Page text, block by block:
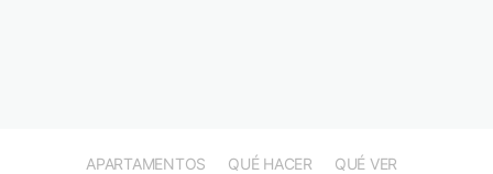
APARTAMENTOS QUÉ HACER QUÉ VER